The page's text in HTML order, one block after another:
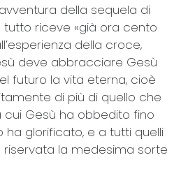
della sequela di
tutto riceve «già ora cento
della croce,
deve abbracciare Gesù
futuro la vita eterna, cioè
di più di quello che
cui Gesù ha obbedito fino
ha glorificato, e a tutti quelli
la medesima sorte